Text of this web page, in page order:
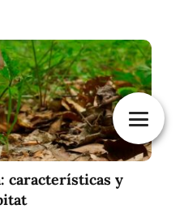
características y